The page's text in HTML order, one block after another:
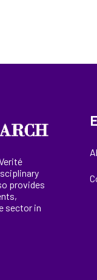
provides
sector in